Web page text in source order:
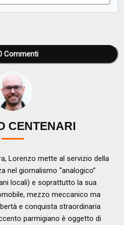
Commenti
CENTENARI
Lorenzo mette al servizio della
nel giornalismo “analogico”
locali) e soprattutto la sua
mezzo meccanico ma
e conquista straordinaria
parmigiano è oggetto di